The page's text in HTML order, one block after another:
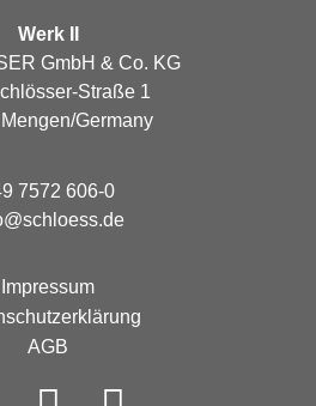
Werk II
GmbH & Co. KG
Straße 1
Germany
7572 606-0
Impressum
AGB